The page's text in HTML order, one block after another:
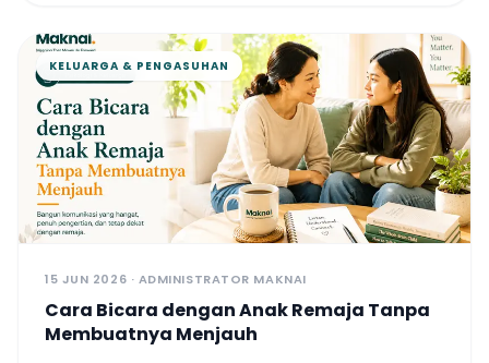
mengintegrasikan asesmen, konsultasi,
konseling, dan pengembangan keterampilan,
Maknai Pendidikan hadir untuk membantu
setiap individu mengenali potensinya,
mengatasi hambatan yang dihadapi, dan
mencapai perkembangan yang optimal
dalam perjalanan pendidikannya.
KELUARGA & PENGASUHAN
15 JUN 2026 · ADMINISTRATOR MAKNAI
Cara Bicara dengan Anak Remaja Tanpa
Membuatnya Menjauh